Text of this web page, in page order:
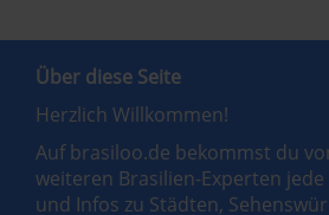
Über diese Seite
Herzlich Willkommen!
Auf brasiloo.de bekommst du
weiteren Brasilien-Experten
und Infos zu Städten,